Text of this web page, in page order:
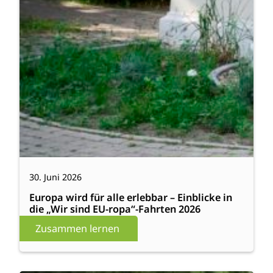
Zusammen lernen
30. Juni 2026
Europa wird für alle erlebbar – Einblicke in
die „Wir sind EU-ropa“-Fahrten 2026